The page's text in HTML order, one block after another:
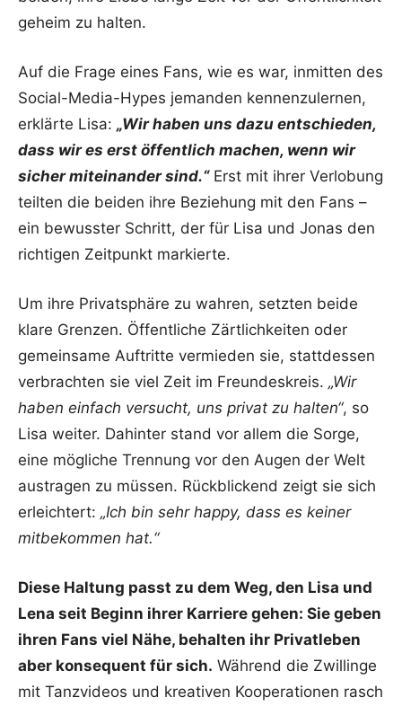
geheim zu halten.
Auf die Frage eines Fans, wie es war, inmitten des
Social-Media-Hypes jemanden kennenzulernen,
erklärte Lisa: „Wir haben uns dazu entschieden,
dass wir es erst öffentlich machen, wenn wir
sicher miteinander sind.“Erst mit ihrer Verlobung
teilten die beiden ihre Beziehung mit den Fans –
ein bewusster Schritt, der für Lisa und Jonas den
richtigen Zeitpunkt markierte.
Um ihre Privatsphäre zu wahren, setzten beide
klare Grenzen. Öffentliche Zärtlichkeiten oder
gemeinsame Auftritte vermieden sie, stattdessen
verbrachten sie viel Zeit im Freundeskreis. „Wir
haben einfach versucht, uns privat zu halten“, so
Lisa weiter. Dahinter stand vor allem die Sorge,
eine mögliche Trennung vor den Augen der Welt
austragen zu müssen. Rückblickend zeigt sie sich
erleichtert: „Ich bin sehr happy, dass es keiner
mitbekommen hat.“
Diese Haltung passt zu dem Weg, den Lisa und
Lena seit Beginn ihrer Karriere gehen: Sie geben
ihren Fans viel Nähe, behalten ihr Privatleben
aber konsequent für sich. Während die Zwillinge
mit Tanzvideos und kreativen Kooperationen rasch